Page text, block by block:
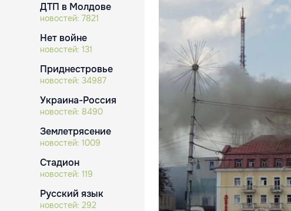
ДТП в Молдове
новостей: 7821
Нет войне
новостей: 131
Приднестровье
новостей: 34987
Украина-Россия
новостей: 8490
Землетрясение
новостей: 1009
Стадион
новостей: 119
Русский язык
новостей: 292